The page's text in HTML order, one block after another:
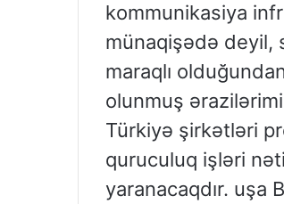
kommunikasiya
münaqişədə deyil,
maraqlı
olunmuş
Türkiyə şirkətləri
quruculuq işləri
yaranacaqdır. uşa